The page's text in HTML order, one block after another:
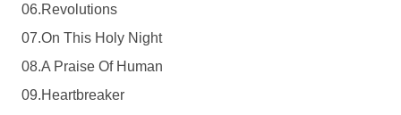
06.Revolutions
07.On This Holy Night
08.A Praise Of Human
09.Heartbreaker